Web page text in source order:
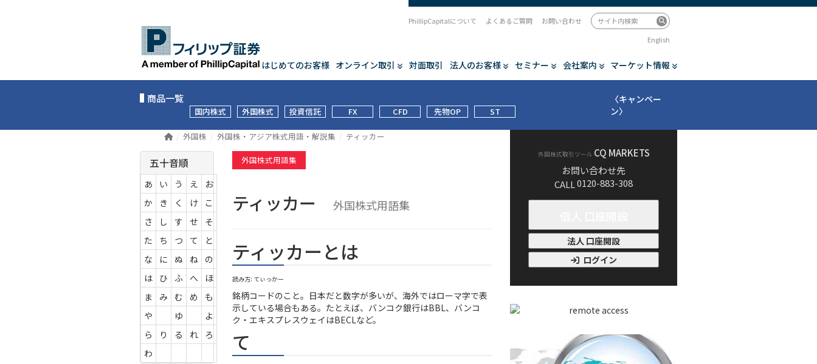
はじめてのお客様 オンライン取引 対面取引 法人のお客様 セミナー 会社案内 マーケット情報
PhillipCapitalについて よくあるご質問
お問い合わせ
English
商品一覧
国内株式 外国株式 投資信託 FX CFD 先物OP ST
〈キャンペー
ン〉
外国株 外国株・アジア株式用語・解説集 ティッカー
外国株式用語集
ティッカー 外国株式用語集
ティッカーとは
読み方: てぃっかー
銘柄コードのこと。日本だと数字が多いが、海外ではローマ字で表
示している場合もある。たとえば、バンコク銀行はBBL、バンコ
ク・エキスプレスウェイはBECLなど。
て
五十音順
あ い う え
お
か
き く け
こ
さ
し す せ
そ
た
ち つ て
と
な
に ぬ ね
の
は
ひ ふ へ
ほ
ま
み む め
も
や
ゆ
よ
ら
り る れ
ろ
わ
外国株式取引ツール CQ MARKETS
お問い合わせ先
CALL0120-883-308
法人 口座開設
ログイン